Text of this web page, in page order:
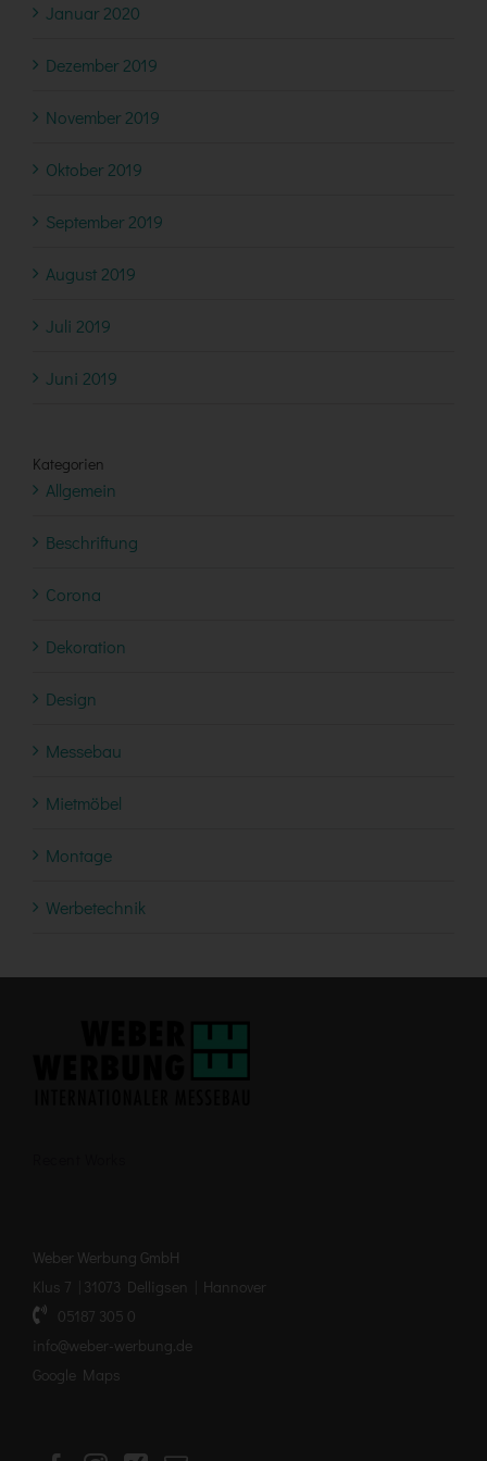
Januar 2020
Dezember 2019
November 2019
Oktober 2019
September 2019
August 2019
Juli 2019
Juni 2019
Kategorien
Allgemein
Beschriftung
Corona
Dekoration
Design
Messebau
Mietmöbel
Montage
Werbetechnik
Weber Werbung GmbH
Klus 7 | 31073 Delligsen | Hannover
05187 305 0
info@weber-werbung.de
Google Maps